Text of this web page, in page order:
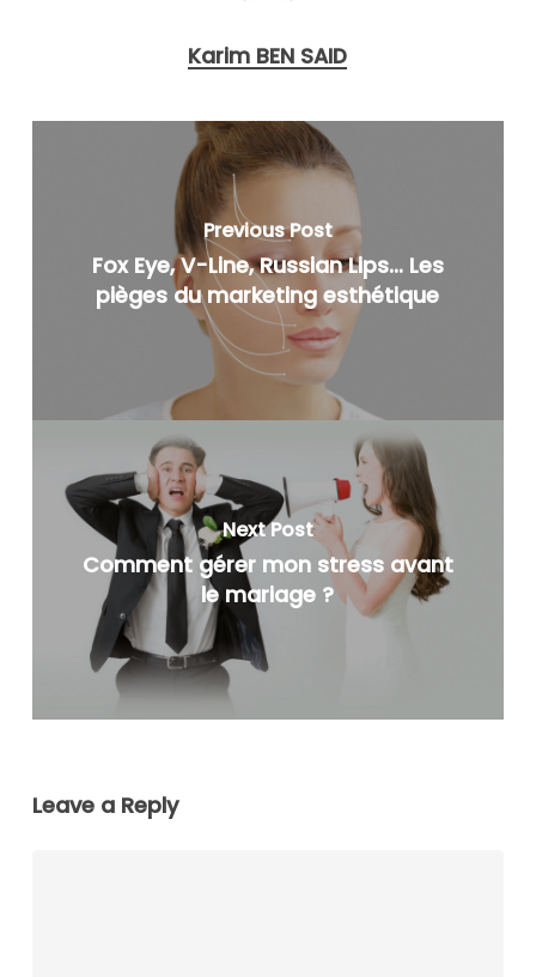
Karim BEN SAID
Previous Post
Fox Eye, V-Line, Russian Lips… Les
pièges du marketing esthétique
Next Post
Comment gérer mon stress avant
le mariage ?
Leave a Reply